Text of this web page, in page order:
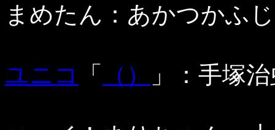
まめたん：あかつかふ
ユニコ 「 （） 」：手塚